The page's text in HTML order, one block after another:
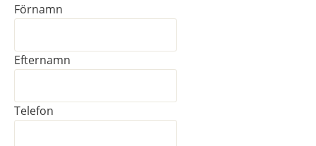
Kontaktuppgifter
Förnamn
Efternamn
Telefon